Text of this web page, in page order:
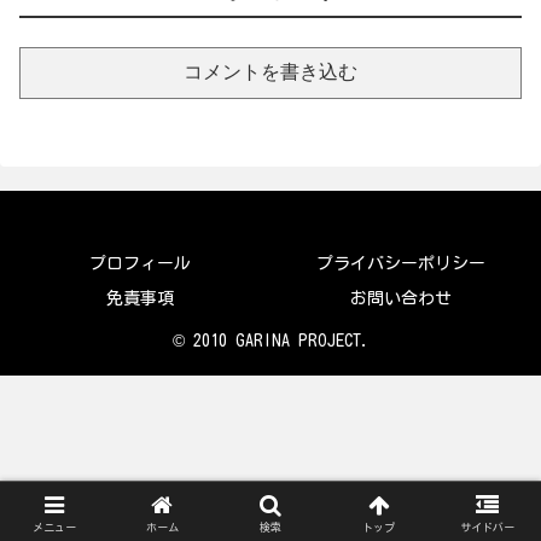
コメントを書き込む
プロフィール プライバシーポリシー
免責事項 お問い合わせ
© 2010 GARINA PROJECT.
メニュー ホーム 検索 トップ サイドバー